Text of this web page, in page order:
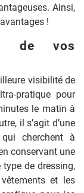
Ainsi,
!
de vos
visibilité de
pratique pour
le matin à
il s’agit d’une
cherchent à
conservant une
type de dressing,
et les